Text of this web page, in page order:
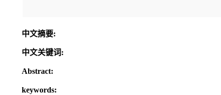
中文摘要:
中文关键词:
Abstract:
keywords: